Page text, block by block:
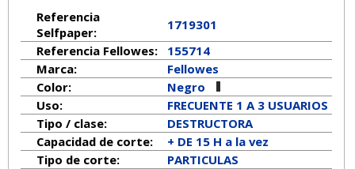
Referencia
Selfpaper:
1719301
Referencia Fellowes:
155714
Marca:
Fellowes
Color:
Negro
Uso:
FRECUENTE 1 A 3 USUARIOS
Tipo / clase:
DESTRUCTORA
Capacidad de corte:
+ DE 15 H a la vez
Tipo de corte:
PARTICULAS